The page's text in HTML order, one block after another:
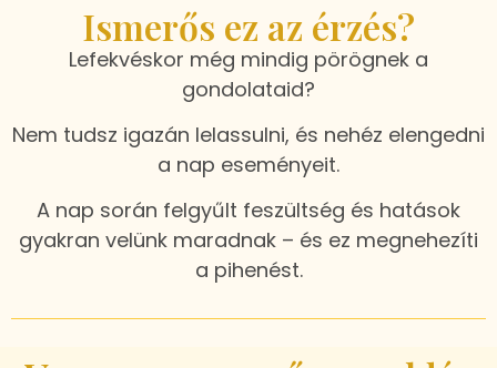
Ismerős ez az érzés?
Lefekvéskor még mindig pörögnek a
gondolataid?
Nem tudsz igazán lelassulni, és nehéz elengedni
a nap eseményeit.
A nap során felgyűlt feszültség és hatások
gyakran velünk maradnak – és ez megnehezíti
a pihenést.